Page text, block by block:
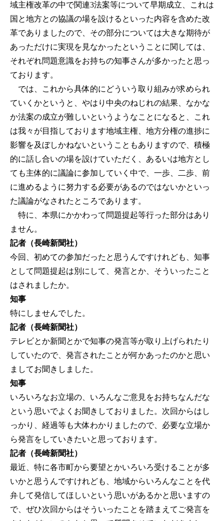
域主権改革の中で関連3法案等について早期成立、これは
国と地方との協議の場を設けるといった内容を含めた改
革でありましたので、その部分については大きな期待が
あっただけに実現を見なかったということに関しては、
それぞれ問題意識をお持ちの知事さんが多かったと思っ
ております。
では、これから具体的にどういう取り組みが求められ
ていくかというと、やはり中央のねじれの結果、なかな
か法案の成立が難しいというようなことになると、これ
は我々が目指しております地域主権、地方分権の進捗に
影響を及ぼしかねないということもありますので、積極
的に話し合いの場を設けていただく、あるいは地方とし
ても主体的に議論に参加していく中で、一歩、二歩、前
に進めるように努力する必要があるのではないかといっ
た議論がなされたところであります。
特に、本県にかかわって問題提起等行った部分はあり
ません。
記者（長崎新聞社）
今回、初めての参加だったと思うんですけれども、知事
として問題提起は別にして、発言とか、そういったこと
はされましたか。
知事
特にしませんでした。
記者（長崎新聞社）
テレビとか新聞とかで知事の発言等が取り上げられたり
していたので、発言されたことが何かあったのかと思い
ましてお聞きしました。
知事
いろいろなお立場の、いろんなご意見をお持ちなんだな
という思いでよくお聞きしておりました。次回からはし
っかり、経過等も大体わかりましたので、必要な立場か
ら発言をしていきたいと思っております。
記者（長崎新聞社）
最近、特に各市町から要望とかいろいろ受けることが多
いかと思うんですけれども、地域からいろんなことを代
弁して発信してほしいという思いがあるかと思いますの
で、ぜひ次回からはそういったことを踏まえてご発言を